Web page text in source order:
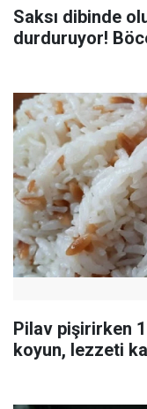
Saksı dibinde
durduruyor!
Pilav pişirirken
koyun, lezzeti